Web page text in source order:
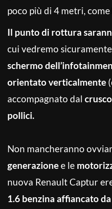
poco più di 4 metri, come
Il punto di rottura
cui vedremo
schermo
orientato verticalmente
accompagnato dal
pollici.
Non mancheranno
generazionee le
nuova Renault Captur
1.6 benzina affiancato